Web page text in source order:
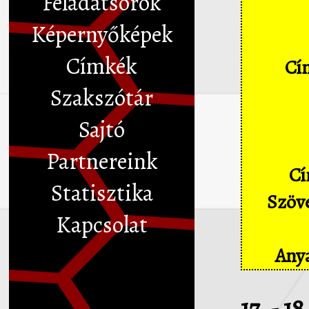
Képernyőképek
Címkék
Szakszótár
Sajtó
Partnereink
Statisztika
Kapcsolat